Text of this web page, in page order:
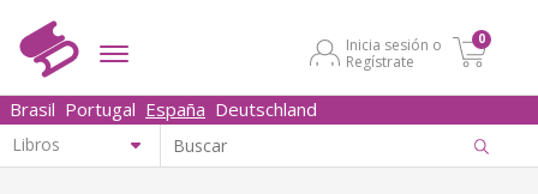
Inicia sesión o
Regístrate
0
Brasil Portugal España Deutschland